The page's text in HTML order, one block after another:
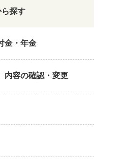
ら探す
金・年金
内容の確認・変更